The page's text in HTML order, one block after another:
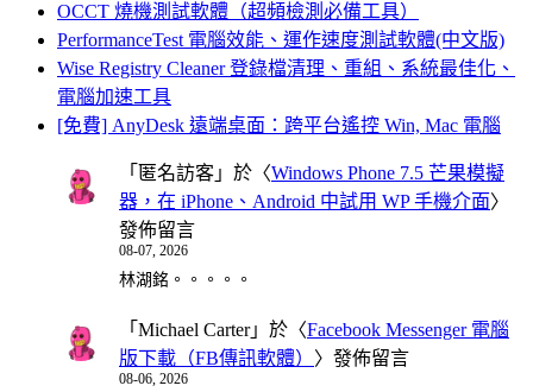
OCCT 燒機測試軟體（超頻檢測必備工具）
PerformanceTest 電腦效能、運作速度測試軟體(中文版)
Wise Registry Cleaner 登錄檔清理、重組、系統最佳化、
電腦加速工具
[免費] AnyDesk 遠端桌面：跨平台遙控 Win, Mac 電腦
「 匿名訪客 」於〈Windows Phone 7.5 芒果模擬
器，在 iPhone、Android 中試用 WP 手機介面〉
發佈留言
08-07, 2026
林湖銘。。。。。
「 Michael Carter」於〈Facebook Messenger 電腦
版下載（FB傳訊軟體） 〉發佈留言
08-06, 2026